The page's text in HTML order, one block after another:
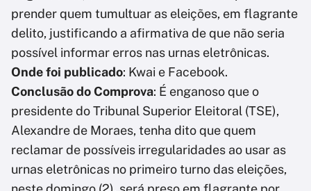
prender quem tumultuar as eleições, em flagrante
delito, justificando a afirmativa de que não seria
possível informar erros nas urnas eletrônicas.
Onde foi publicado: Kwai e Facebook.
Conclusão do Comprova: É enganoso que o
presidente do Tribunal Superior Eleitoral (TSE),
Alexandre de Moraes, tenha dito que quem
reclamar de possíveis irregularidades ao usar as
urnas eletrônicas no primeiro turno das eleições,